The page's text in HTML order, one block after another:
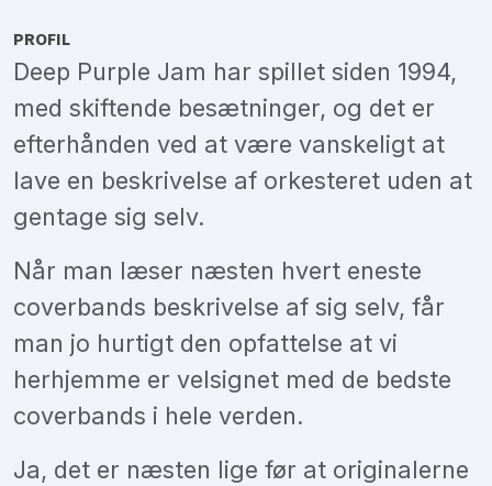
PROFIL
Deep Purple Jam har spillet siden 1994,
med skiftende besætninger, og det er
efterhånden ved at være vanskeligt at
lave en beskrivelse af orkesteret uden at
gentage sig selv.
Når man læser næsten hvert eneste
coverbands beskrivelse af sig selv, får
man jo hurtigt den opfattelse at vi
herhjemme er velsignet med de bedste
coverbands i hele verden.
Ja, det er næsten lige før at originalerne